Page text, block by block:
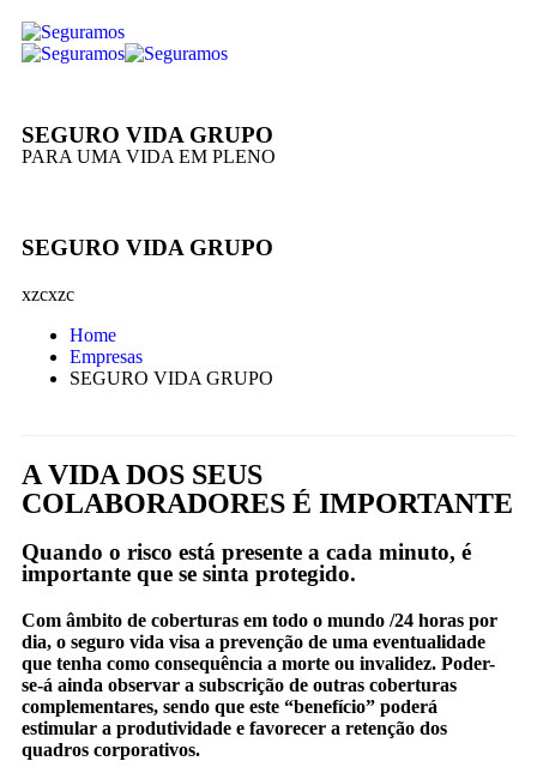
SEGURO VIDA GRUPO
PARA UMA VIDA EM PLENO
SEGURO VIDA GRUPO
xzcxzc
Home
Empresas
SEGURO VIDA GRUPO
A VIDA DOS SEUS
COLABORADORES É IMPORTANTE
Quando o risco está presente a cada minuto, é
importante que se sinta protegido.
Com âmbito de coberturas em todo o mundo /24 horas por
dia, o seguro vida visa a prevenção de uma eventualidade
que tenha como consequência a morte ou invalidez. Poder-
se-á ainda observar a subscrição de outras coberturas
complementares, sendo que este “benefício” poderá
estimular a produtividade e favorecer a retenção dos
quadros corporativos.